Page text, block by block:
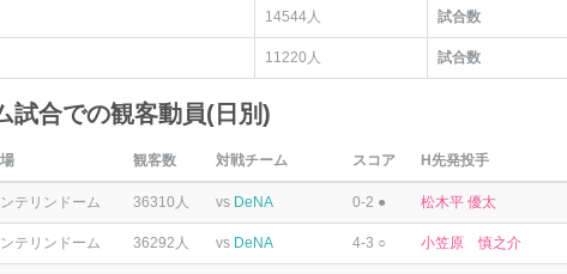
14544人 試合数
11220人 試合数
試合での観客動員(日別)
観客数 対戦チーム スコア H先発投手
テリンドーム 36310人 vs DeNA 0-2 ● 松木平 優太
テリンドーム 36292人 vs DeNA 4-3 ○ 小笠原 慎之介